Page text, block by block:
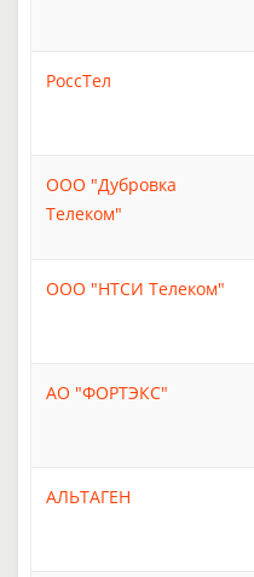
РоссТел
ООО "Дубровка
Телеком"
ООО "НТСИ Телеком"
АО "ФОРТЭКС"
АЛЬТАГЕН